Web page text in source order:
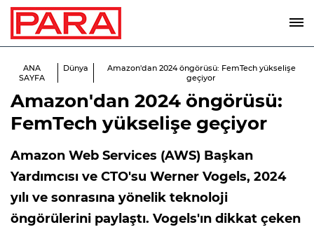
ANA
SAYFA
Dünya
Amazon'dan 2024 öngörüsü: FemTech yükselişe
geçiyor
Amazon'dan 2024 öngörüsü:
FemTech yükselişe geçiyor
Amazon Web Services (AWS) Başkan
Yardımcısı ve CTO'su Werner Vogels, 2024
yılı ve sonrasına yönelik teknoloji
öngörülerini paylaştı. Vogels'ın dikkat çeken